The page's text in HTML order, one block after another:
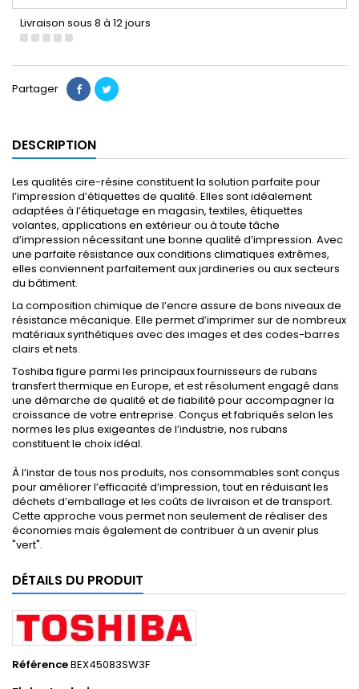
Livraison sous 8 à 12 jours
Partager
DESCRIPTION
Les qualités cire-résine constituent la solution parfaite pour
l’impression d’étiquettes de qualité. Elles sont idéalement
adaptées à l’étiquetage en magasin, textiles, étiquettes
volantes, applications en extérieur ou à toute tâche
d’impression nécessitant une bonne qualité d’impression. Avec
une parfaite résistance aux conditions climatiques extrêmes,
elles conviennent parfaitement aux jardineries ou aux secteurs
du bâtiment.
La composition chimique de l’encre assure de bons niveaux de
résistance mécanique. Elle permet d’imprimer sur de nombreux
matériaux synthétiques avec des images et des codes-barres
clairs et nets.
Toshiba figure parmi les principaux fournisseurs de rubans
transfert thermique en Europe, et est résolument engagé dans
une démarche de qualité et de fiabilité pour accompagner la
croissance de votre entreprise. Conçus et fabriqués selon les
normes les plus exigeantes de l’industrie, nos rubans
constituent le choix idéal.
À l’instar de tous nos produits, nos consommables sont conçus
pour améliorer l’efficacité d’impression, tout en réduisant les
déchets d’emballage et les coûts de livraison et de transport.
Cette approche vous permet non seulement de réaliser des
économies mais également de contribuer à un avenir plus
"vert".
DÉTAILS DU PRODUIT
RéférenceBEX45083SW3F